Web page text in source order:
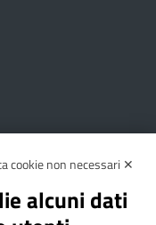
Privacy Policy
Note Legali
cookie non necessari ✕
alcuni dati